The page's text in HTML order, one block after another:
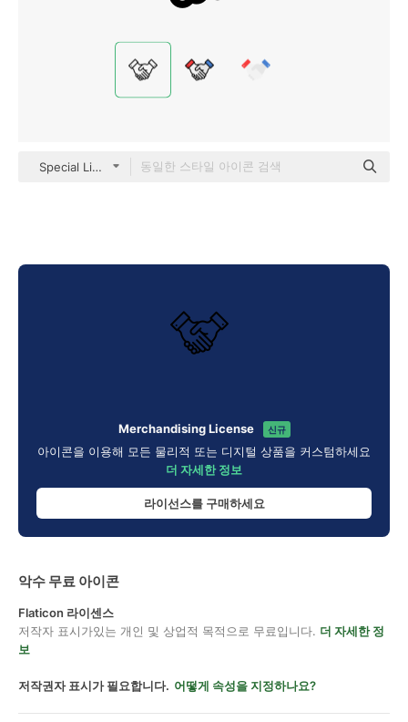
Special Lineal
Merchandising License 신규
아이콘을 이용해 모든 물리적 또는 디지털 상품을 커스텀하세요
더 자세한 정보
라이선스를 구매하세요
악수 무료 아이콘
Flaticon 라이센스
저작자 표시가있는 개인 및 상업적 목적으로 무료입니다. 더 자세한 정
보
저작권자 표시가 필요합니다. 어떻게 속성을 지정하나요?